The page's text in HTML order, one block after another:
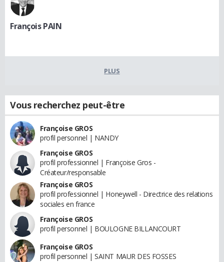
François PAIN
PLUS
Vous recherchez peut-être
Françoise GROS
profil personnel | NANDY
Françoise GROS
profil professionnel | Françoise Gros -
Créateur/responsable
Françoise GROS
profil professionnel | Honeywell - Directrice des relations
sociales en france
Françoise GROS
profil personnel | BOULOGNE BILLANCOURT
Françoise GROS
profil personnel | SAINT MAUR DES FOSSES